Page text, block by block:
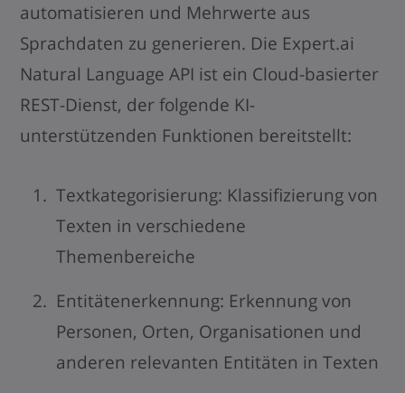
automatisieren und Mehrwerte aus
Sprachdaten zu generieren. Die Expert.ai
Natural Language API ist ein Cloud-basierter
REST-Dienst, der folgende KI-
unterstützenden Funktionen bereitstellt:
Textkategorisierung: Klassifizierung von
Texten in verschiedene
Themenbereiche
Entitätenerkennung: Erkennung von
Personen, Orten, Organisationen und
anderen relevanten Entitäten in Texten